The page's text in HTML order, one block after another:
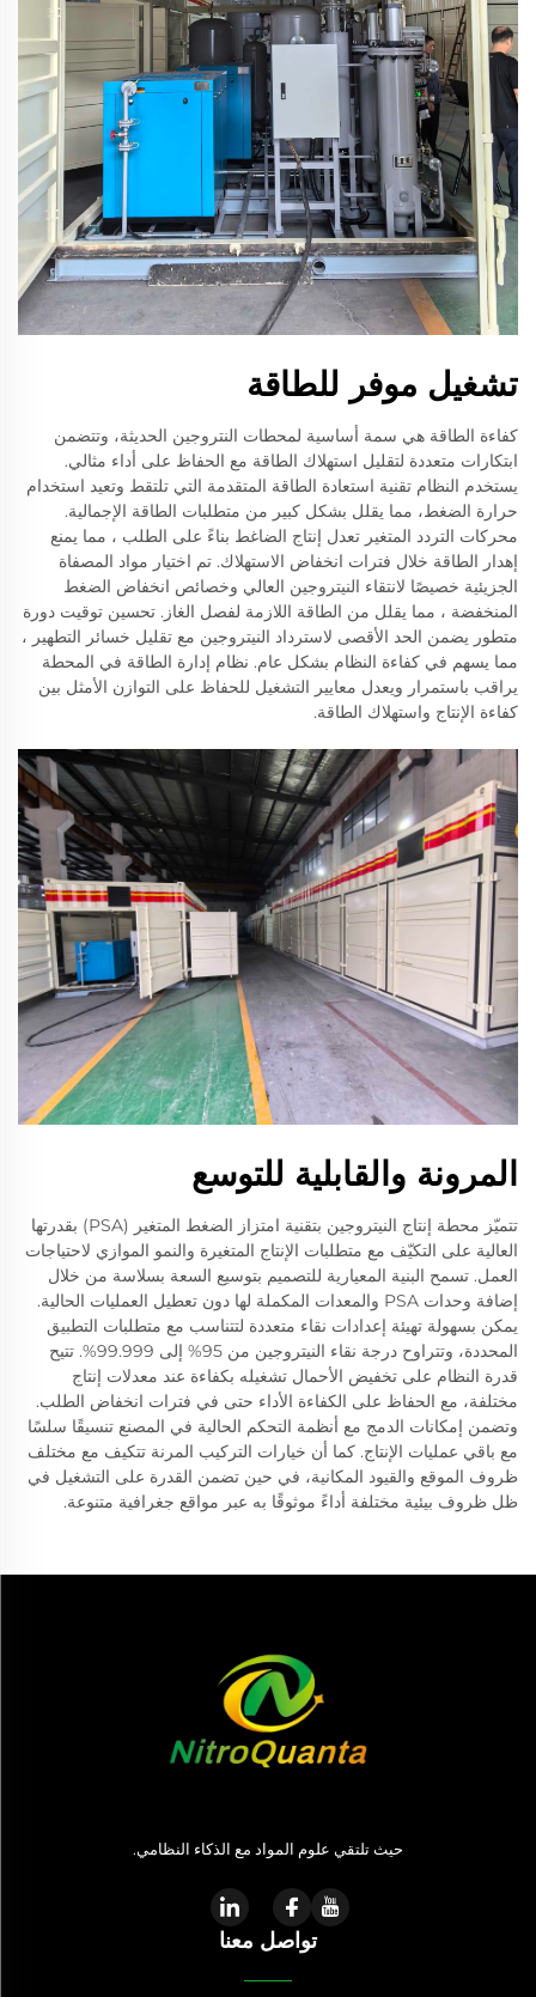
تشغيل موفر للطاقة
كفاءة الطاقة هي سمة أساسية لمحطات النتروجين الحديثة، وتتضمن
ابتكارات متعددة لتقليل استهلاك الطاقة مع الحفاظ على أداء مثالي.
يستخدم النظام تقنية استعادة الطاقة المتقدمة التي تلتقط وتعيد استخدام
حرارة الضغط، مما يقلل بشكل كبير من متطلبات الطاقة الإجمالية.
محركات التردد المتغير تعدل إنتاج الضاغط بناءً على الطلب ، مما يمنع
إهدار الطاقة خلال فترات انخفاض الاستهلاك. تم اختيار مواد المصفاة
الجزيئية خصيصًا لانتقاء النيتروجين العالي وخصائص انخفاض الضغط
المنخفضة ، مما يقلل من الطاقة اللازمة لفصل الغاز. تحسين توقيت دورة
متطور يضمن الحد الأقصى لاسترداد النيتروجين مع تقليل خسائر التطهير ،
مما يسهم في كفاءة النظام بشكل عام. نظام إدارة الطاقة في المحطة
يراقب باستمرار ويعدل معايير التشغيل للحفاظ على التوازن الأمثل بين
كفاءة الإنتاج واستهلاك الطاقة.
المرونة والقابلية للتوسع
تتميّز محطة إنتاج النيتروجين بتقنية امتزاز الضغط المتغير (PSA) بقدرتها
العالية على التكيّف مع متطلبات الإنتاج المتغيرة والنمو الموازي لاحتياجات
العمل. تسمح البنية المعيارية للتصميم بتوسيع السعة بسلاسة من خلال
إضافة وحدات PSA والمعدات المكملة لها دون تعطيل العمليات الحالية.
يمكن بسهولة تهيئة إعدادات نقاء متعددة لتتناسب مع متطلبات التطبيق
المحددة، وتتراوح درجة نقاء النيتروجين من 95% إلى 99.999%. تتيح
قدرة النظام على تخفيض الأحمال تشغيله بكفاءة عند معدلات إنتاج
مختلفة، مع الحفاظ على الكفاءة الأداء حتى في فترات انخفاض الطلب.
وتضمن إمكانات الدمج مع أنظمة التحكم الحالية في المصنع تنسيقًا سلسًا
مع باقي عمليات الإنتاج. كما أن خيارات التركيب المرنة تتكيف مع مختلف
ظروف الموقع والقيود المكانية، في حين تضمن القدرة على التشغيل في
ظل ظروف بيئية مختلفة أداءً موثوقًا به عبر مواقع جغرافية متنوعة.
حيث تلتقي علوم المواد مع الذكاء النظامي.
تواصل معنا